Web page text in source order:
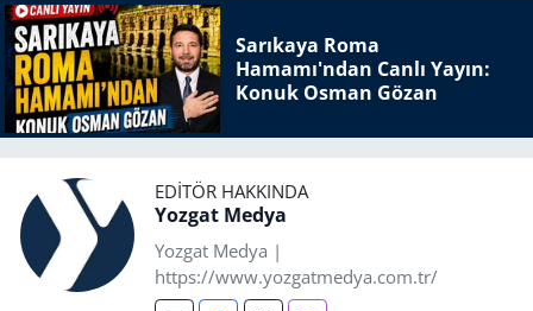
Sarıkaya Roma
Hamamı'ndan Canlı Yayın:
Konuk Osman Gözan
EDITÖR HAKKINDA
Yozgat Medya
Yozgat Medya |
https://www.yozgatmedya.com.tr/